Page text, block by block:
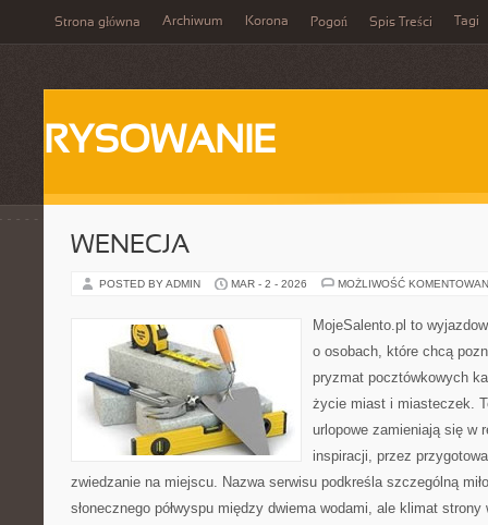
Strona główna Archiwum Korona Pogoń Spis Treści Tagi
RYSOWANIE
WENECJA
POSTED BY ADMIN MAR - 2 - 2026 MOŻLIWOŚĆ
MojeSalento.pl to
o osobach, które chcą
pryzmat pocztówkowych
życie miast i miasteczek.
urlopowe zamieniają się w
inspiracji, przez
zwiedzanie na miejscu. Nazwa serwisu podkreśla szczególną
słonecznego półwyspu między dwiema wodami, ale klimat